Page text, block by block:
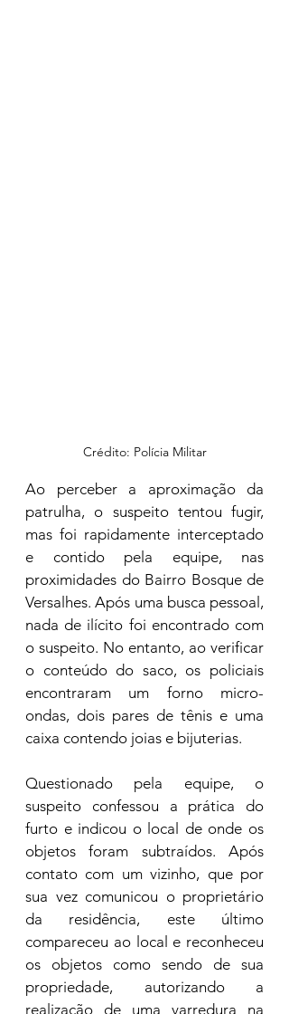
Crédito: Polícia Militar
Ao perceber a aproximação da
patrulha, o suspeito tentou fugir,
mas foi rapidamente interceptado
e contido pela equipe, nas
proximidades do Bairro Bosque de
Versalhes. Após uma busca pessoal,
nada de ilícito foi encontrado com
o suspeito. No entanto, ao verificar
o conteúdo do saco, os policiais
encontraram um forno micro-
ondas, dois pares de tênis e uma
caixa contendo joias e bijuterias.
Questionado pela equipe, o
suspeito confessou a prática do
furto e indicou o local de onde os
objetos foram subtraídos. Após
contato com um vizinho, que por
sua vez comunicou o proprietário
da residência, este último
compareceu ao local e reconheceu
os objetos como sendo de sua
propriedade, autorizando a
realização de uma varredura na